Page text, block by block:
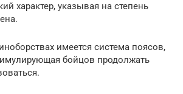
характер, указывая на степень
имеется система поясов,
бойцов продолжать